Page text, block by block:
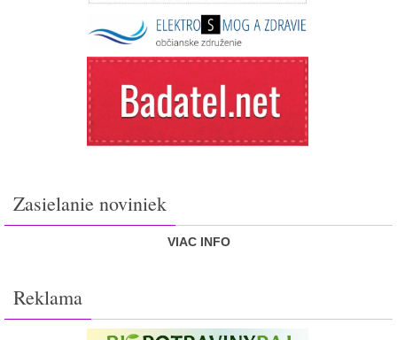
Zasielanie noviniek
VIAC INFO
Reklama